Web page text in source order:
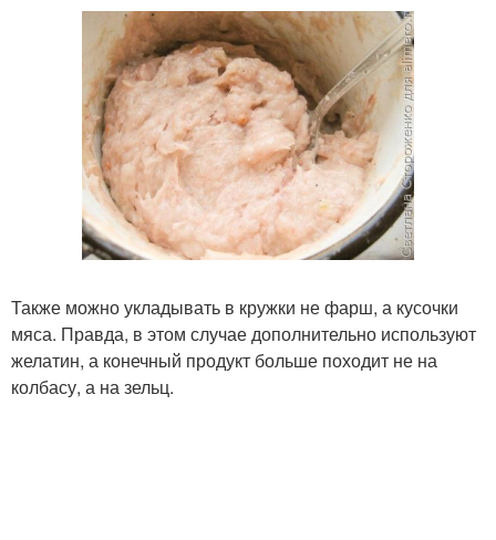
Также можно укладывать в кружки не фарш, а кусочки
мяса. Правда, в этом случае дополнительно используют
желатин, а конечный продукт больше походит не на
колбасу, а на зельц.